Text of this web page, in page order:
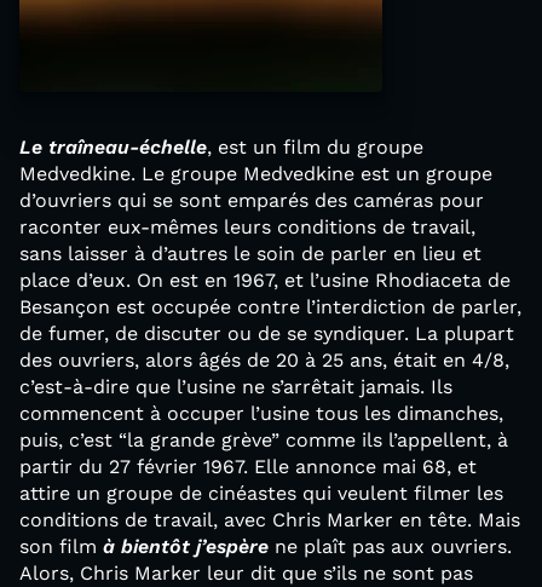
Le traîneau-échelle, est un film du groupe
Medvedkine. Le groupe Medvedkine est un groupe
d’ouvriers qui se sont emparés des caméras pour
raconter eux-mêmes leurs conditions de travail,
sans laisser à d’autres le soin de parler en lieu et
place d’eux. On est en 1967, et l’usine Rhodiaceta de
Besançon est occupée contre l’interdiction de parler,
de fumer, de discuter ou de se syndiquer. La plupart
des ouvriers, alors âgés de 20 à 25 ans, était en 4/8,
c’est-à-dire que l’usine ne s’arrêtait jamais. Ils
commencent à occuper l’usine tous les dimanches,
puis, c’est “la grande grève” comme ils l’appellent, à
partir du 27 février 1967. Elle annonce mai 68, et
attire un groupe de cinéastes qui veulent filmer les
conditions de travail, avec Chris Marker en tête. Mais
son film à bientôt j’espère ne plaît pas aux ouvriers.
Alors, Chris Marker leur dit que s’ils ne sont pas